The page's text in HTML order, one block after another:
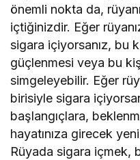
önemli nokta da,
içtiğinizdir. Eğer
sigara içiyorsanız, bu
güçlenmesi veya bu
simgeleyebilir. Eğer
birisiyle sigara
başlangıçlara,
hayatınıza girecek
Rüyada sigara içmek,